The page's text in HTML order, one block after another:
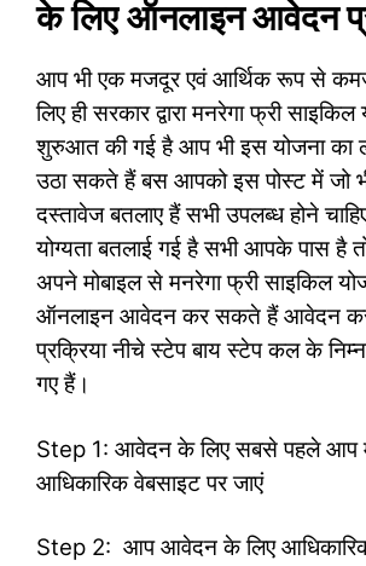
के लिए ऑनलाइन आवेदन
आप भी एक मजदूर एवं आर्थिक रूप से
लिए ही सरकार द्वारा मनरेगा फ्री
शुरुआत की गई है आप भी इस योजना का
उठा सकते हैं बस आपको इस पोस्ट में जो
दस्तावेज बतलाए हैं सभी उपलब्ध होने
योग्यता बतलाई गई है सभी आपके पास है
अपने मोबाइल से मनरेगा फ्री साइकिल
ऑनलाइन आवेदन कर सकते हैं आवेदन
प्रक्रिया नीचे स्टेप बाय स्टेप कल के
गए हैं।
Step 1: आवेदन के लिए सबसे पहले आप
आधिकारिक वेबसाइट पर जाएं
Step 2: आप आवेदन के लिए